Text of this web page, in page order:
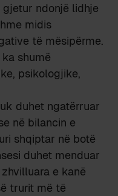
ndonjë lidhje
midis
të mësipërme.
shumë
psikologjike,
duhet ngatërruar
në bilancin e
shqiptar në botë
duhet menduar
e kanë
trurit më të